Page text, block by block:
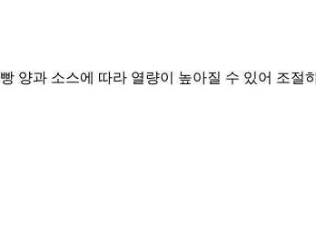
빵 양과 소스에 따라 열량이 높아질 수 있어 조절